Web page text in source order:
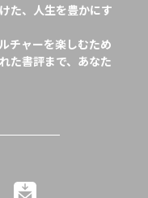
た、人生を豊かにす
チャーを楽しむため
た書評まで、あなた